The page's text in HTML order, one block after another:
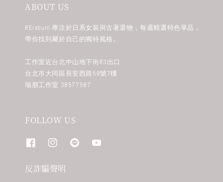
ABOUT US
REreburn 專注於日系女裝與古著選物，每週精選特色單品，
帶你找到屬於自己的獨特風格。
工作室近台北中山地下街R3出口
台北市大同區長安西路58號7樓
瑞朋工作室 38577587
FOLLOW US
反詐騙聲明